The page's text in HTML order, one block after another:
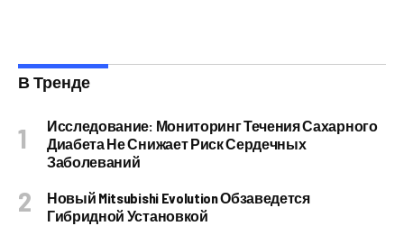
В Тренде
Исследование: Мониторинг Течения Сахарного
Диабета Не Снижает Риск Сердечных
Заболеваний
Новый Mitsubishi Evolution Обзаведется
Гибридной Установкой